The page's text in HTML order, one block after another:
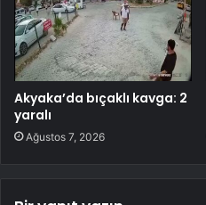
Akyaka’da bıçaklı kavga: 2
yaralı
Ağustos 7, 2026